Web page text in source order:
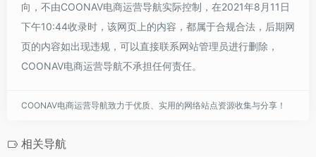
向，不由COONAV电商运营导航实际控制，在2021年8月11日
下午10:44收录时，该网页上的内容，都属于合规合法，后期网
页的内容如出现违规，可以直接联系网站管理员进行删除，
COONAV电商运营导航不承担任何责任。
COONAV电商运营导航致力于优质、实用的网络站点资源收集与分享！
相关导航